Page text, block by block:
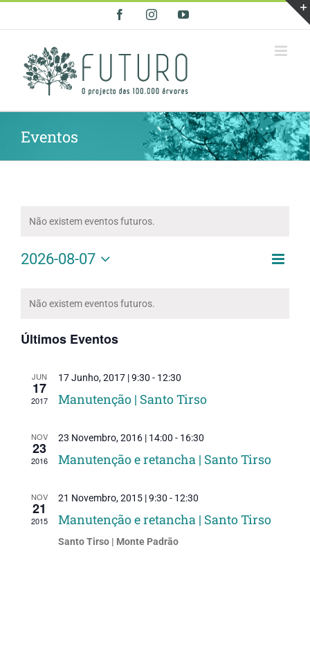
FacebookInstagramYouTube
Eventos
Não existem eventos futuros.
Mês
2026-08-07
data.
deNão existem eventos futuros.
Últimos Eventos
JUN
17
2017
17 Junho, 2017 | 9:30 - 12:30
Manutenção | Santo Tirso
NOV
23
2016
23 Novembro, 2016 | 14:00 - 16:30
Manutenção e retancha | Santo Tirso
NOV
21
2015
21 Novembro, 2015 | 9:30 - 12:30
Manutenção e retancha | Santo Tirso
Santo Tirso | Monte Padrão